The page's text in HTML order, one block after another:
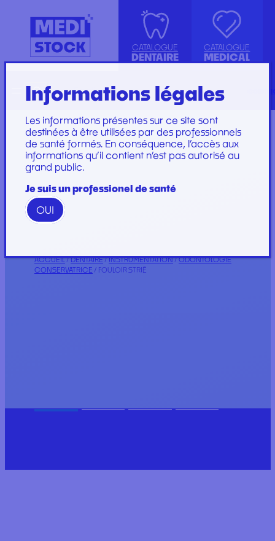
CATALOGUE
DENTAIRE
ASPIRATION
CANULE
COMPRESSE ET COTON
DIVERS
ENDODONTIE
IMPLANTOLOGIE ET
IRRIGATION
INSTRUMENTATION
KIT INSTRUMENTS
LABORATOIRE
PLATEAU
PROTECTION
RESTAURATION ET
GAMME WOODPECKER
Marques
CATALOGUE
MEDICAL
ACCESSOIRES
INJECTION, PRÉLÈVEMENT ET
PERFUSION
CONSOMMABLES
GYNÉCOLOGIE
PROTECTION ET HYGIÈNE
SET DE PANSEMENT
SET DE PERFUSION
SET DE SOINS
SET DE SUTURE
SOINS ET
PANSEMENTS
RechercheEnglish
ACCUEIL/DENTAIRE/INSTRUMENTATION/ODONTOLOGIE
CONSERVATRICE / FOULOIR STRIÉ
Informations légales
Les informations présentes sur ce site sont
destinées à être utilisées par des professionnels
de santé formés. En conséquence, l’accès aux
informations qu’il contient n’est pas autorisé au
grand public.
Je suis un professionel de santé
OUI